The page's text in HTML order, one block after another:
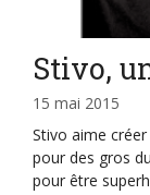
Stivo,
15 mai 2015
Stivo aime
pour des gros
pour être